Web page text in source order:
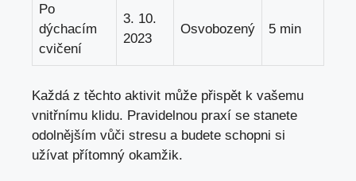
Po
dýchacím
cvičení
3. 10.
2023
Osvobozený 5 min
Každá z těchto aktivit může přispět k vašemu
vnitřnímu klidu. Pravidelnou praxí se stanete
odolnějším vůči stresu a budete schopni si
užívat přítomný okamžik.